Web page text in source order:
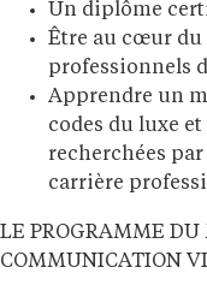
Un diplôme
Être au cœur du
professionnels
Apprendre un
codes du luxe
recherchées
carrière
LE PROGRAMME
COMMUNICATION